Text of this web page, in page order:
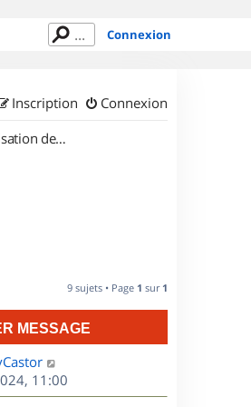
Connexion
Connexion
Inscription
Organisation de sorties en région Poitou Charentes
9 sujets • Page 1 sur 1
MESSAGE
11:00